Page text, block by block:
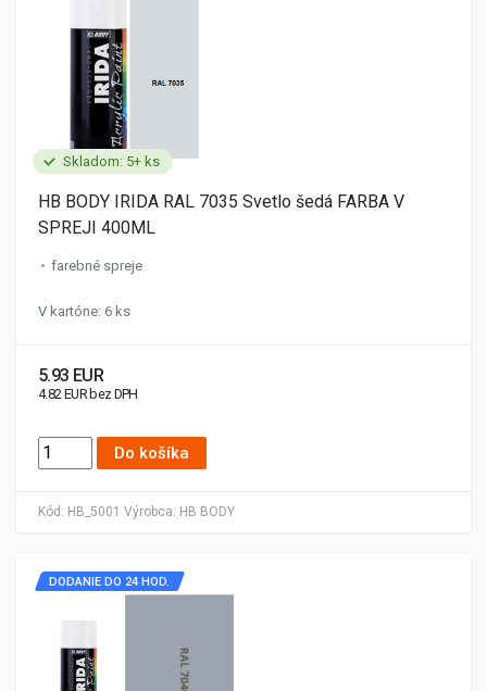
Skladom: 5+ ks
Kód: HB_5001 Výrobca: HB BODY
HB BODY IRIDA RAL 7035 Svetlo šedá FARBA V
SPREJI 400ML
farebné spreje
V kartóne: 6 ks
5.93 EUR
4.82 EUR bez DPH
Do košíka
DODANIE DO 24 HOD.